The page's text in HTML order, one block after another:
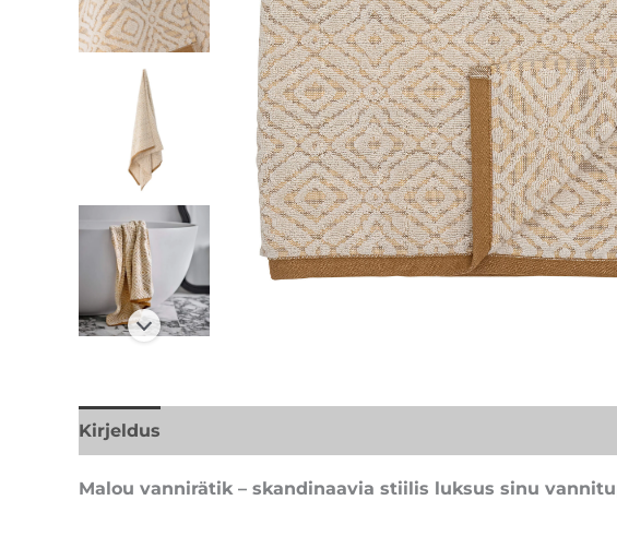
Kirjeldus
Malou vannirätik – skandinaavia stiilis luksus sinu